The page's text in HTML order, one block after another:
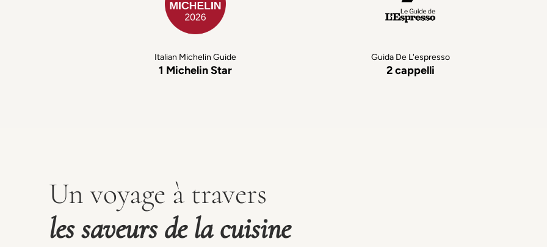
Italian Michelin Guide
1 Michelin Star
Guida De L'espresso
2 cappelli
Un voyage à travers
les saveurs de la cuisine